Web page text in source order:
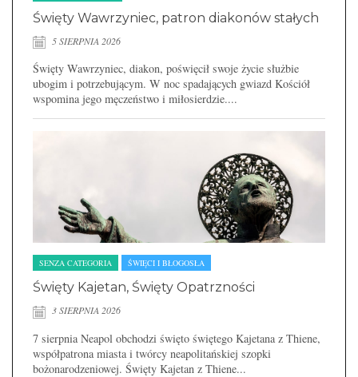
Święty Wawrzyniec, patron diakonów stałych
5 SIERPNIA 2026
Święty Wawrzyniec, diakon, poświęcił swoje życie służbie
ubogim i potrzebującym. W noc spadających gwiazd Kościół
wspomina jego męczeństwo i miłosierdzie....
SENZA CATEGORIA ŚWIĘCI I BŁOGOSŁA
Święty Kajetan, Święty Opatrzności
3 SIERPNIA 2026
7 sierpnia Neapol obchodzi święto świętego Kajetana z Thiene,
współpatrona miasta i twórcy neapolitańskiej szopki
bożonarodzeniowej. Święty Kajetan z Thiene...